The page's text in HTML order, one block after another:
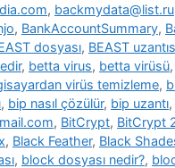
, backmydata@list.ru
, BankAccountSummary,
dosyası, BEAST
, betta virus, betta virüsü,
virüs temizleme,
, bip nasıl çözülür, bip uzantı,
, BitCrypt, BitCrypt
, Black Feather, Black
, block dosyası nedir?,